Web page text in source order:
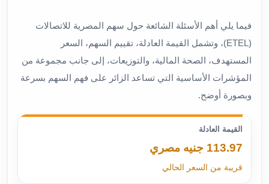
فيما يلي أهم الأسئلة الشائعة حول سهم المصرية للاتصالات
(ETEL)، وتشمل القيمة العادلة، تقييم السهم، السعر
المستهدف، الصحة المالية، والتوزيعات، إلى جانب مجموعة من
المؤشرات الأساسية التي تساعد الزائر على فهم السهم بسرعة
وبصورة أوضح.
القيمة العادلة
113.97 جنيه مصري
قريبة من السعر الحالي